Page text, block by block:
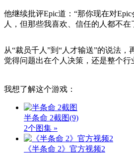
他继续批评Epic道：“那你现在对
人，但那些我喜欢、信任的人都不
从“裁员千人”到“人才输送”的说法
觉得问题出在个人决策，还是整个
我想了解这个游戏：
半条命 2截图(9)
2个图集 »
《半条命 2》官方视频2